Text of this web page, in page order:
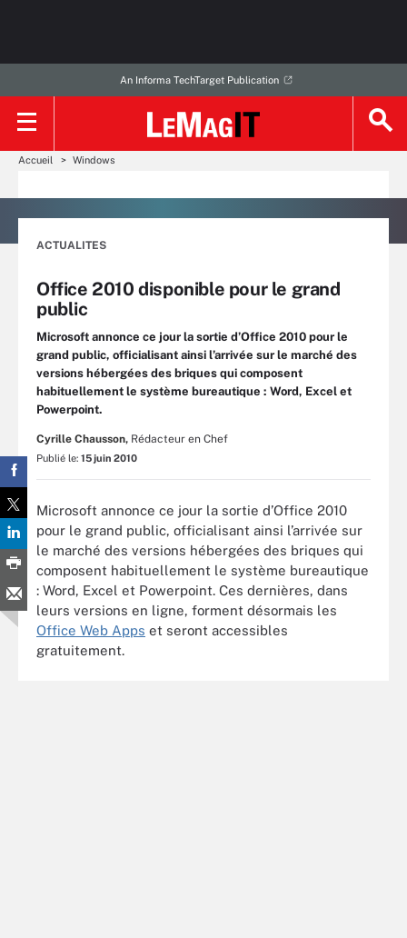
An Informa TechTarget Publication
Accueil Windows
ACTUALITES
Office 2010 disponible pour le grand
public
Microsoft annonce ce jour la sortie d’Office 2010 pour le
grand public, officialisant ainsi l’arrivée sur le marché des
versions hébergées des briques qui composent
habituellement le système bureautique : Word, Excel et
Powerpoint.
Cyrille Chausson, Rédacteur en Chef
Publié le: 15 juin 2010
Microsoft annonce ce jour la sortie d’Office 2010
pour le grand public, officialisant ainsi l’arrivée sur
le marché des versions hébergées des briques qui
composent habituellement le système bureautique
: Word, Excel et Powerpoint. Ces dernières, dans
leurs versions en ligne, forment désormais les
Office Web Apps et seront accessibles
gratuitement.